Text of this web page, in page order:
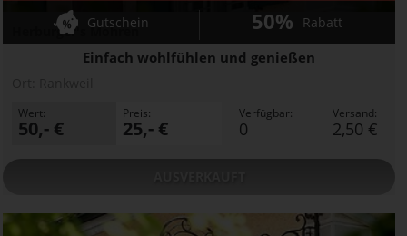
Herburger's Mohren
Einfach wohlfühlen und genießen
Gutschein 50% Rabatt
Wert:
50,- €
Preis:
25,- €
Verfügbar:
0
Versand:
2,50 €